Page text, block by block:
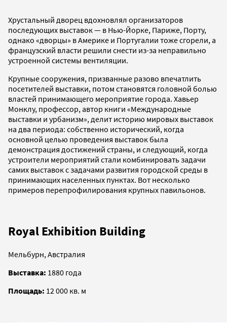
Хрустальный дворец вдохновлял организаторов
последующих выставок — в Нью-Йорке, Париже, Порту,
однако «дворцы» в Америке и Португалии тоже сгорели, а
французский власти решили снести из-за неправильно
устроенной системы вентиляции.
Крупные сооружения, призванные разово впечатлить
посетителей выставки, потом становятся головной болью
властей принимающего мероприятие города. Хавьер
Монклу, профессор, автор книги «Международные
выставки и урбанизм», делит историю мировых выставок
на два периода: собственно исторический, когда
основной целью проведения выставок была
демонстрация достижений страны, и следующий, когда
устроители мероприятий стали комбинировать задачи
самих выставок с задачами развития городской среды в
принимающих населенных пунктах. Вот несколько
примеров перепрофилирования крупных павильонов.
Royal Exhibition Building
Мельбурн, Австралия
Выставка: 1880 года
Площадь: 12 000 кв. м